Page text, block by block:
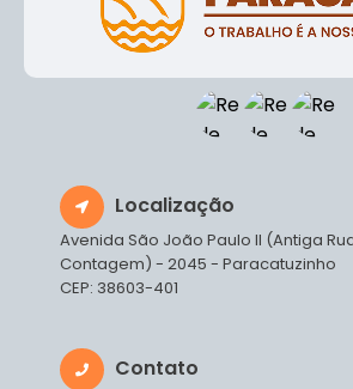
Localização
Avenida São João Paulo II (Antiga
Contagem) - 2045 - Paracatuzinho
CEP: 38603-401
Contato